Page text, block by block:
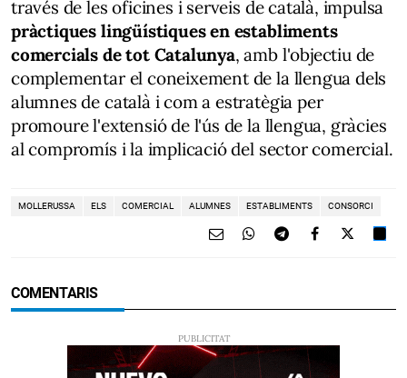
través de les oficines i serveis de català, impulsa
pràctiques lingüístiques en establiments
comercials de tot Catalunya, amb l'objectiu de
complementar el coneixement de la llengua dels
alumnes de català i com a estratègia per
promoure l'extensió de l'ús de la llengua, gràcies
al compromís i la implicació del sector comercial.
MOLLERUSSA ELS COMERCIAL ALUMNES ESTABLIMENTS CONSORCI
COMENTARIS